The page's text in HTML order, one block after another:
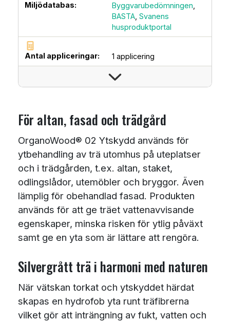
Miljödatabas: Byggvarubedömningen,
BASTA, Svanens
husproduktportal
Antal appliceringar: 1 applicering
För altan, fasad och trädgård
OrganoWood® 02 Ytskydd används för
ytbehandling av trä utomhus på uteplatser
och i trädgården, t.ex. altan, staket,
odlingslådor, utemöbler och bryggor. Även
lämplig för obehandlad fasad. Produkten
används för att ge träet vattenavvisande
egenskaper, minska risken för ytlig påväxt
samt ge en yta som är lättare att rengöra.
Silvergrått trä i harmoni med naturen
När vätskan torkat och ytskyddet härdat
skapas en hydrofob yta runt träfibrerna
vilket gör att inträngning av fukt, vatten och